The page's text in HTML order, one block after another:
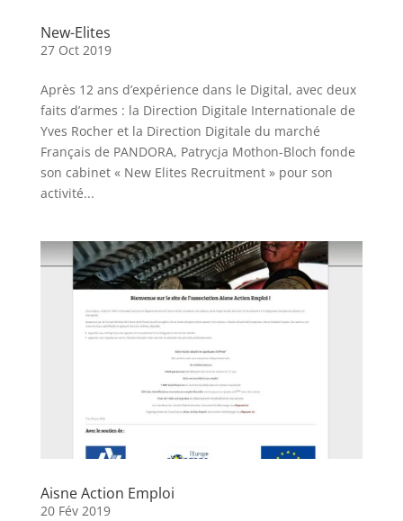
New-Elites
27 Oct 2019
Après 12 ans d’expérience dans le Digital, avec deux
faits d’armes : la Direction Digitale Internationale de
Yves Rocher et la Direction Digitale du marché
Français de PANDORA, Patrycja Mothon-Bloch fonde
son cabinet « New Elites Recruitment » pour son
activité...
Aisne Action Emploi
20 Fév 2019